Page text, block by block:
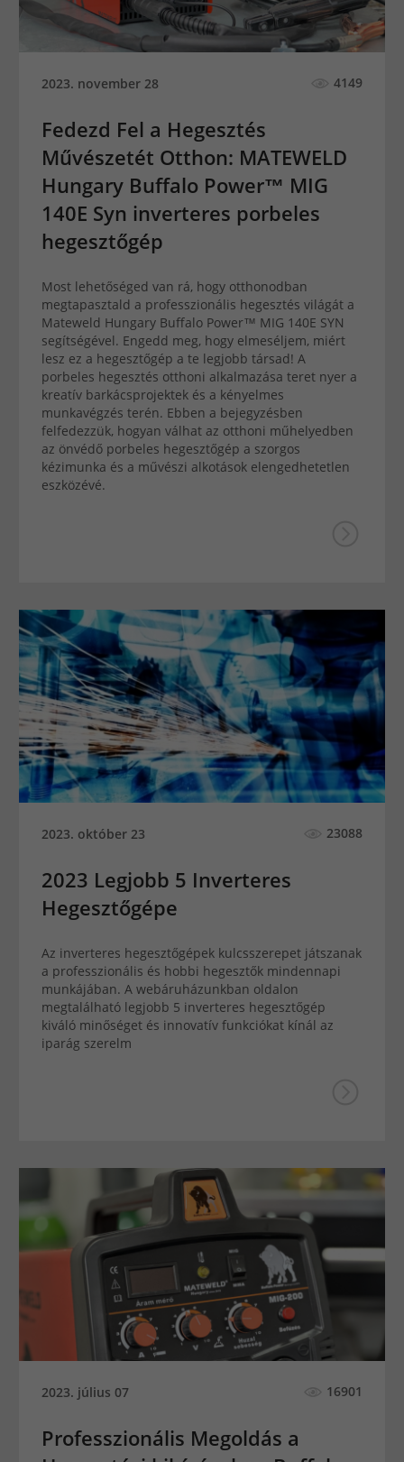
2023. november 28 4149
Fedezd Fel a Hegesztés
Művészetét Otthon: MATEWELD
Hungary Buffalo Power™ MIG
140E Syn inverteres porbeles
hegesztőgép
Most lehetőséged van rá, hogy otthonodban
megtapasztald a professzionális hegesztés világát a
Mateweld Hungary Buffalo Power™ MIG 140E SYN
segítségével. Engedd meg, hogy elmeséljem, miért
lesz ez a hegesztőgép a te legjobb társad! A
porbeles hegesztés otthoni alkalmazása teret nyer a
kreatív barkácsprojektek és a kényelmes
munkavégzés terén. Ebben a bejegyzésben
felfedezzük, hogyan válhat az otthoni műhelyedben
az önvédő porbeles hegesztőgép a szorgos
kézimunka és a művészi alkotások elengedhetetlen
eszközévé.
2023. október 23 23088
2023 Legjobb 5 Inverteres
Hegesztőgépe
Az inverteres hegesztőgépek kulcsszerepet játszanak
a professzionális és hobbi hegesztők mindennapi
munkájában. A webáruházunkban oldalon
megtalálható legjobb 5 inverteres hegesztőgép
kiváló minőséget és innovatív funkciókat kínál az
iparág szerelm
2023. július 07 16901
Professzionális Megoldás a